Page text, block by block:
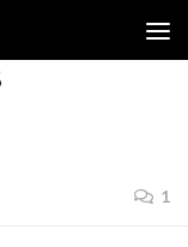
1